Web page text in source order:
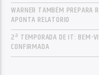
WARNER TAMBÉM PREPARA
APONTA RELATÓRIO
2ª TEMPORADA DE IT: BEM-
CONFIRMADA